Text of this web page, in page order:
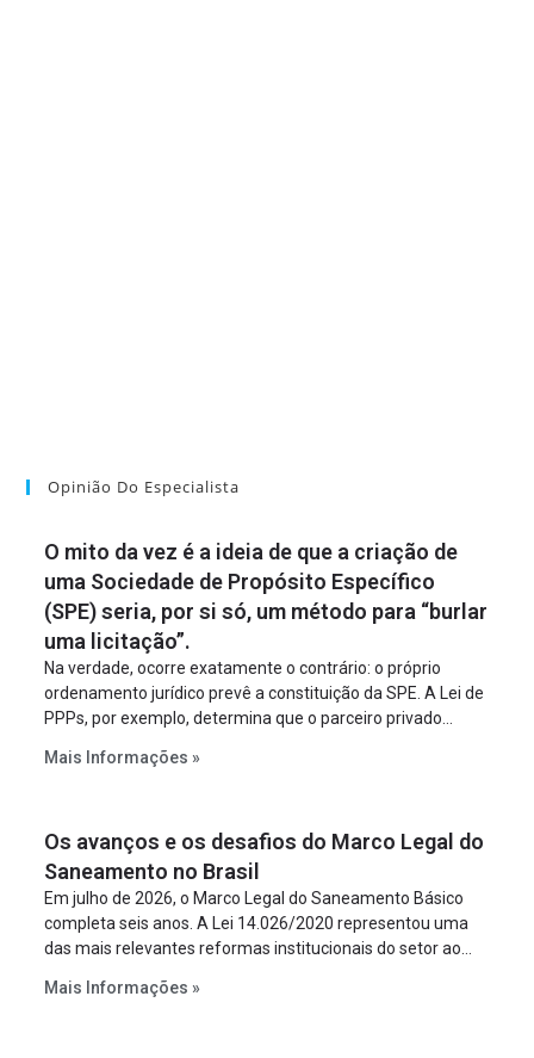
Opinião Do Especialista
O mito da vez é a ideia de que a criação de
uma Sociedade de Propósito Específico
(SPE) seria, por si só, um método para “burlar
uma licitação”.
Na verdade, ocorre exatamente o contrário: o próprio
ordenamento jurídico prevê a constituição da SPE. A Lei de
PPPs, por exemplo, determina que o parceiro privado
empreendimento. Ou seja, a suposta “fraude à licitação” é
projeto a projeto.
Mais Informações »
Os avanços e os desafios do Marco Legal do
Saneamento no Brasil
Em julho de 2026, o Marco Legal do Saneamento Básico
completa seis anos. A Lei 14.026/2020 representou uma
das mais relevantes reformas institucionais do setor ao
serviços, ampliar a participação da iniciativa privada,
Mais Informações »